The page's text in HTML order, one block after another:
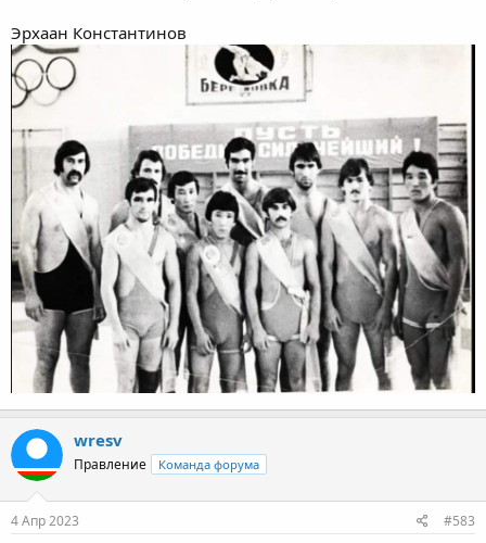
Эрхаан Константинов
wresv
Правление Команда форума
4 Апр 2023 #583